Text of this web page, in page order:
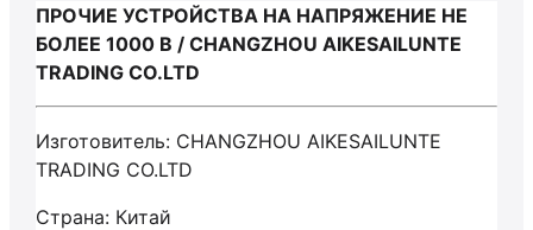
ПРОЧИЕ УСТРОЙСТВА НА НАПРЯЖЕНИЕ НЕ
БОЛЕЕ 1000 В / CHANGZHOU AIKESAILUNTE
TRADING CO.LTD
Изготовитель: CHANGZHOU AIKESAILUNTE
TRADING CO.LTD
Страна: Китай